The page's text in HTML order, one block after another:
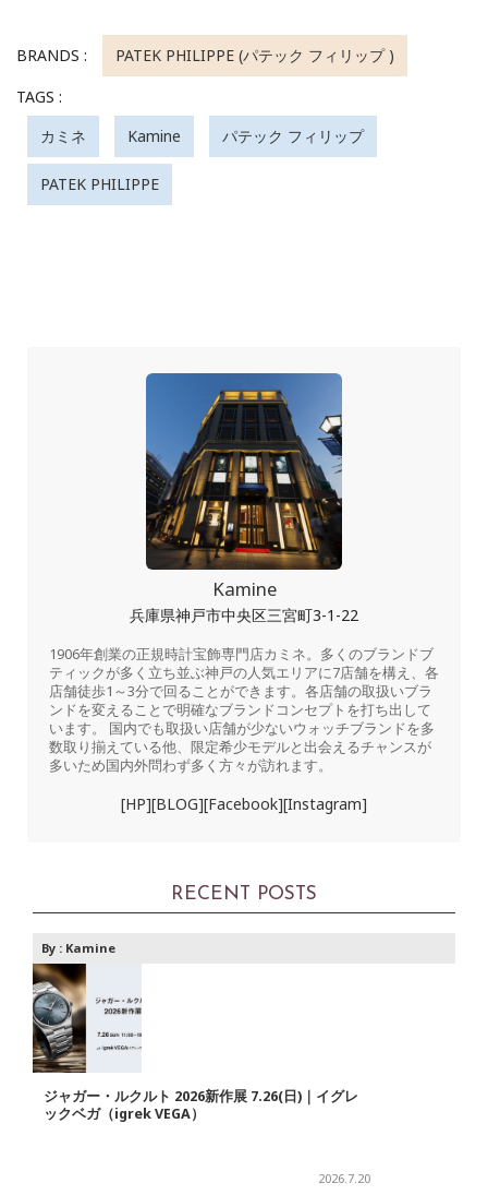
BRANDS :
PATEK PHILIPPE (パテック フィリップ )
TAGS :
カミネ
Kamine パテック フィリップ
PATEK PHILIPPE
Kamine
兵庫県神戸市中央区三宮町3-1-22
1906年創業の正規時計宝飾専門店カミネ。多くのブランドブ
ティックが多く立ち並ぶ神戸の人気エリアに7店舗を構え、各
店舗徒歩1～3分で回ることができます。各店舗の取扱いブラ
ンドを変えることで明確なブランドコンセプトを打ち出して
います。 国内でも取扱い店舗が少ないウォッチブランドを多
数取り揃えている他、限定希少モデルと出会えるチャンスが
多いため国内外問わず多く方々が訪れます。
[HP][BLOG][Facebook][Instagram]
RECENT POSTS
By : Kamine
ジャガー・ルクルト 2026新作展 7.26(日)｜イグレ
ックベガ（igrek VEGA）
2026.7.20